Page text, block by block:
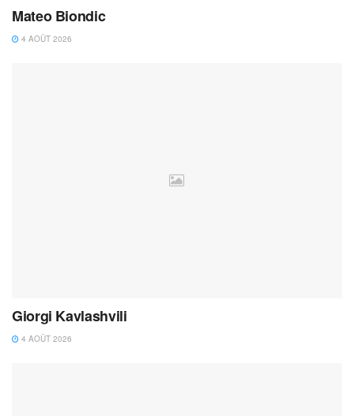
Mateo Biondic
4 AOÛT 2026
Giorgi Kavlashvili
4 AOÛT 2026